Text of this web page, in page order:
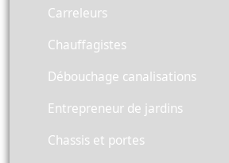
Carreleurs
Chauffagistes
Débouchage canalisations
Entrepreneur de jardins
Chassis et portes